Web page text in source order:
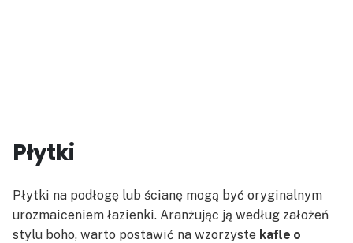
Płytki
Płytki na podłogę lub ścianę mogą być oryginalnym
urozmaiceniem łazienki. Aranżując ją według założeń
stylu boho, warto postawić na wzorzyste kafle o